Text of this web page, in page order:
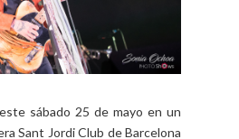
sábado 25 de mayo en un
Sant Jordi Club de Barcelona